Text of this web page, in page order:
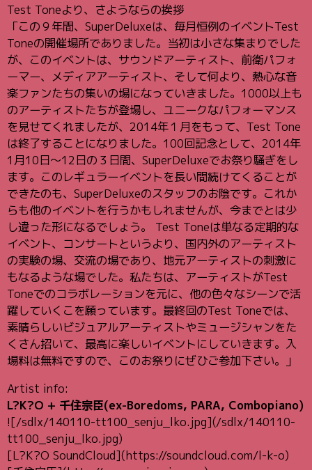
Test Toneより、さようならの挨拶
「この９年間、SuperDeluxeは、毎月恒例のイベントTest
Toneの開催場所でありました。当初は小さな集まりでした
が、このイベントは、サウンドアーティスト、前衛パフォ
ーマー、メディアアーティスト、そして何より、熱心な音
楽ファンたちの集いの場になっていきました。1000以上も
のアーティストたちが登場し、ユニークなパフォーマンス
を見せてくれましたが、2014年１月をもって、Test Tone
は終了することになりました。100回記念として、2014年
1月10日〜12日の３日間、SuperDeluxeでお祭り騒ぎをし
ます。このレギュラーイベントを長い間続けてくることが
できたのも、SuperDeluxeのスタッフのお陰です。これか
らも他のイベントを行うかもしれませんが、今までとは少
し違った形になるでしょう。 Test Toneは単なる定期的な
イベント、コンサートというより、国内外のアーティスト
の実験の場、交流の場であり、地元アーティストの刺激に
もなるような場でした。私たちは、アーティストがTest
Toneでのコラボレーションを元に、他の色々なシーンで活
躍していくこを願っています。最終回のTest Toneでは、
素晴らしいビジュアルアーティストやミュージシャンをた
くさん招いて、最高に楽しいイベントにしていきます。入
場料は無料ですので、このお祭りにぜひご参加下さい。」
Artist info:
L?K?O + 千住宗臣(ex-Boredoms, PARA, Combopiano)
![/sdlx/140110-tt100_senju_lko.jpg](/sdlx/140110-
tt100_senju_lko.jpg)
[L?K?O SoundCloud](https://soundcloud.com/l-k-o)